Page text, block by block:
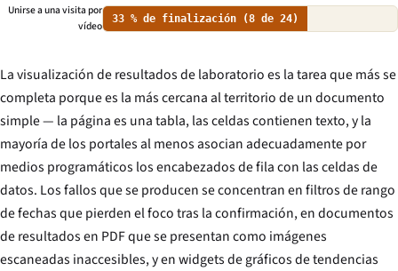
Unirse a una visita por
vídeo
33 % de finalización (8 de 24)
La visualización de resultados de laboratorio es la tarea que más se
completa porque es la más cercana al territorio de un documento
simple — la página es una tabla, las celdas contienen texto, y la
mayoría de los portales al menos asocian adecuadamente por
medios programáticos los encabezados de fila con las celdas de
datos. Los fallos que se producen se concentran en filtros de rango
de fechas que pierden el foco tras la confirmación, en documentos
de resultados en PDF que se presentan como imágenes
escaneadas inaccesibles, y en widgets de gráficos de tendencias